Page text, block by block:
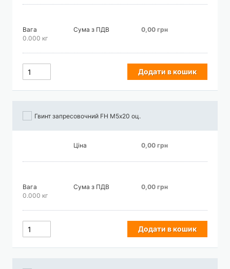
Вага
0.000 кг
Сума з ПДВ 0,00 грн
Додати в кошик
Гвинт запресовочний FH М5х20 оц.
Ціна 0,00 грн
Вага
0.000 кг
Сума з ПДВ 0,00 грн
Додати в кошик